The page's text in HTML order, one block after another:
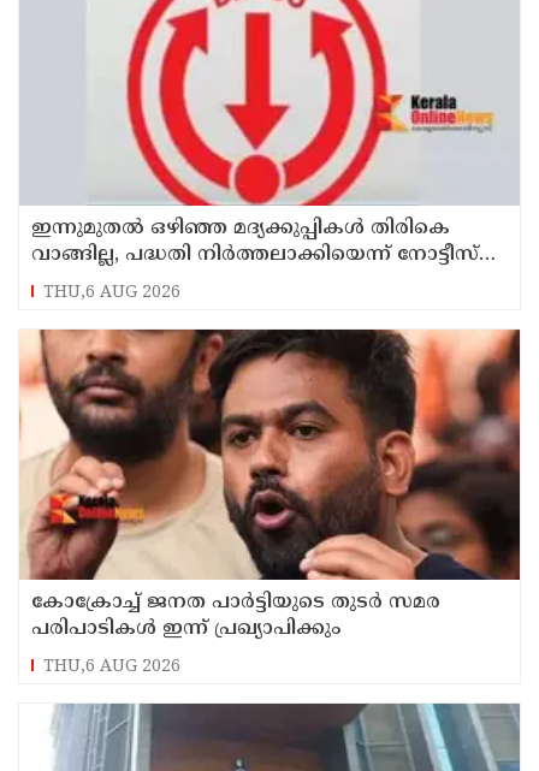
ഇന്നുമുതല്‍ ഒഴിഞ്ഞ മദ്യക്കുപ്പികള്‍ തിരികെ
വാങ്ങില്ല, പദ്ധതി നിര്‍ത്തലാക്കിയെന്ന് നോട്ടീസ്
പ്രദര്‍ശിപ്പിക്കും
THU,6 AUG 2026
കോക്രോച്ച് ജനത പാര്‍ട്ടിയുടെ തുടര്‍ സമര
പരിപാടികള്‍ ഇന്ന് പ്രഖ്യാപിക്കും
THU,6 AUG 2026